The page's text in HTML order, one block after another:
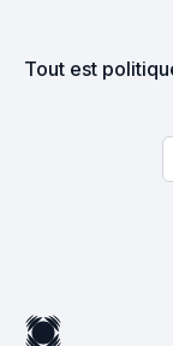
Tout est